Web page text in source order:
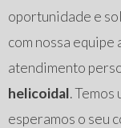
oportunidade e
com nossa equipe
atendimento
helicoidal.
esperamos o seu